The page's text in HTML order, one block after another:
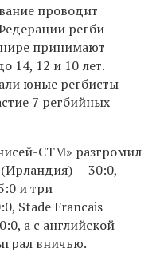
проводит
регби
принимают
14, 12 и 10 лет.
юные регбисты
7 регбийных
СТМ» разгромил
(Ирландия)—30:0,
и три
, Stade Francais
, а с английской
вничью.